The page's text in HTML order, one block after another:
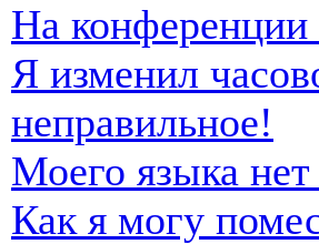
На конференции
Я изменил
неправильное!
Моего языка нет
Как я могу